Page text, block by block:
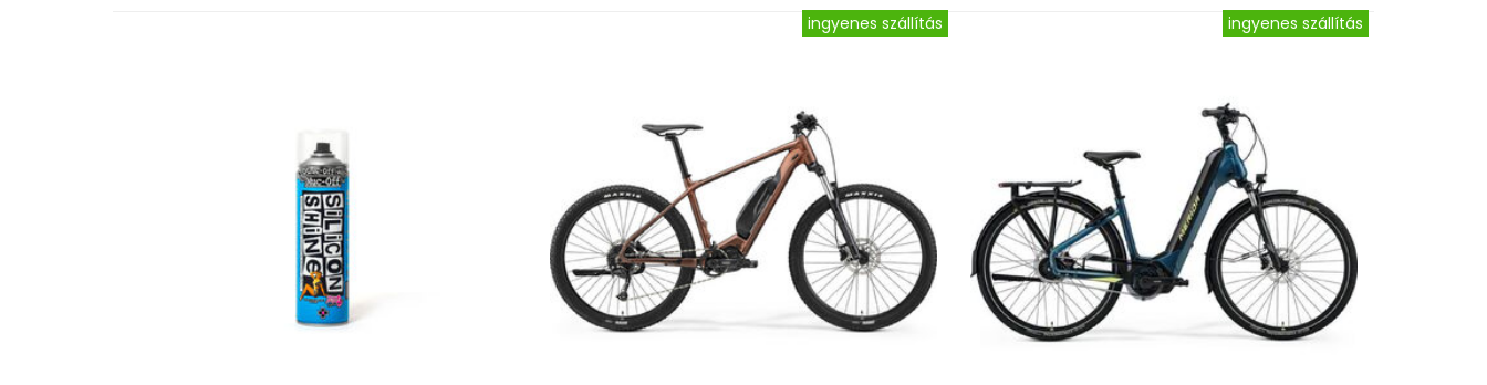
ingyenes szállítás ingyenes szállítás